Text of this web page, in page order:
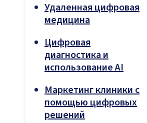
Удаленная цифровая
медицина
Цифровая
диагностика и
использование AI
Маркетинг клиники с
помощью цифровых
решений